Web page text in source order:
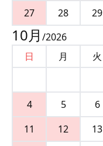
27
28 29
10月 /2026
日
月 火
4
5 6
11
12 13